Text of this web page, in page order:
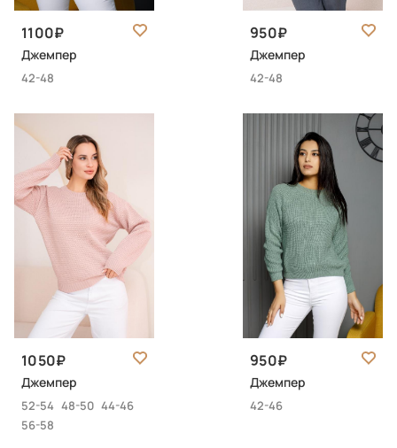
1100
Джемпер
42-48
950
Джемпер
42-48
1050
Джемпер
52-54 48-50 44-46
56-58
950
Джемпер
42-46